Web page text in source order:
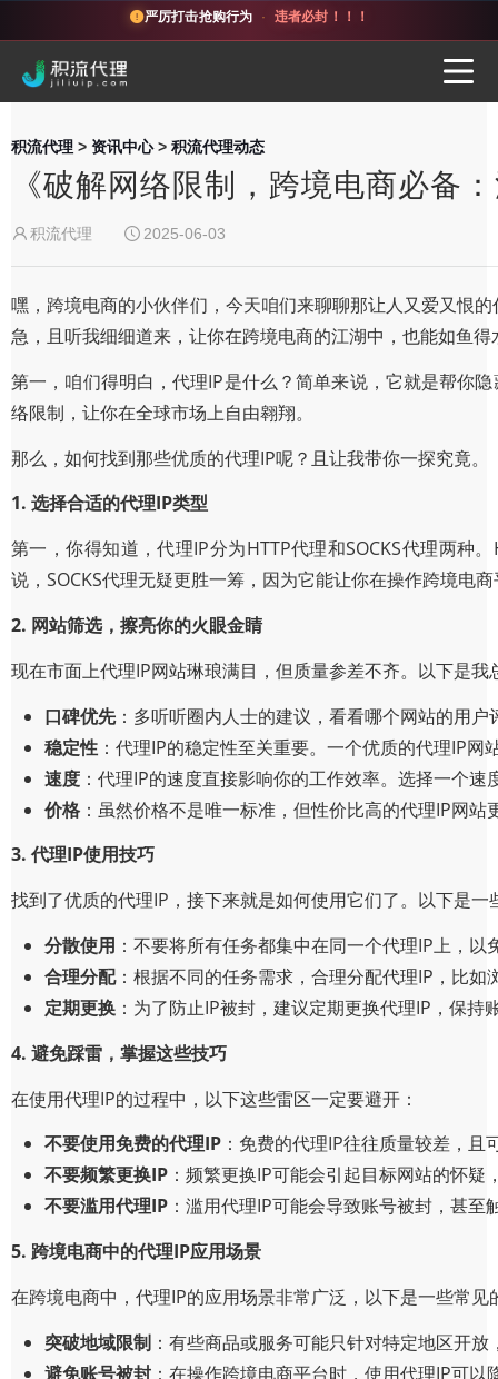
严厉打击抢购行为 · 违者必封！！！
积流代理 > 资讯中心> 积流代理动态
《破解网络限制，跨境电商必备
积流代理 2025-06-03
嘿，跨境电商的小伙伴们，今天咱们来聊聊那让人又爱又恨
急，且听我细细道来，让你在跨境电商的江湖中，也能如鱼
第一，咱们得明白，代理IP是什么？简单来说，它就是帮你
络限制，让你在全球市场上自由翱翔。
那么，如何找到那些优质的代理IP呢？且让我带你一探究竟。
1. 选择合适的代理IP类型
第一，你得知道，代理IP分为HTTP代理和SOCKS代理两种
说，SOCKS代理无疑更胜一筹，因为它能让你在操作跨境电
2. 网站筛选，擦亮你的火眼金睛
现在市面上代理IP网站琳琅满目，但质量参差不齐。以下是
口碑优先：多听听圈内人士的建议，看看哪个网站的用户
稳定性 ：代理IP的稳定性至关重要。一个优质的代理IP
速度 ：代理IP的速度直接影响你的工作效率。选择一个
价格 ：虽然价格不是唯一标准，但性价比高的代理IP网站
3. 代理IP使用技巧
找到了优质的代理IP，接下来就是如何使用它们了。以下是一
分散使用 ：不要将所有任务都集中在同一个代理IP上，
合理分配：根据不同的任务需求，合理分配代理IP，比如
定期更换 ：为了防止IP被封，建议定期更换代理IP，保持
4. 避免踩雷，掌握这些技巧
在使用代理IP的过程中，以下这些雷区一定要避开：
不要使用免费的代理IP ：免费的代理IP往往质量较差，且
不要频繁更换IP ：频繁更换IP可能会引起目标网站的怀疑
不要滥用代理IP ：滥用代理IP可能会导致账号被封，甚至
5. 跨境电商中的代理IP应用场景
在跨境电商中，代理IP的应用场景非常广泛，以下是一些常见
突破地域限制 ：有些商品或服务可能只针对特定地区开
避免账号被封 ：在操作跨境电商平台时，使用代理IP可